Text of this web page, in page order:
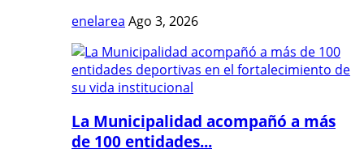
enelarea Ago 3, 2026
La Municipalidad acompañó a más
de 100 entidades...